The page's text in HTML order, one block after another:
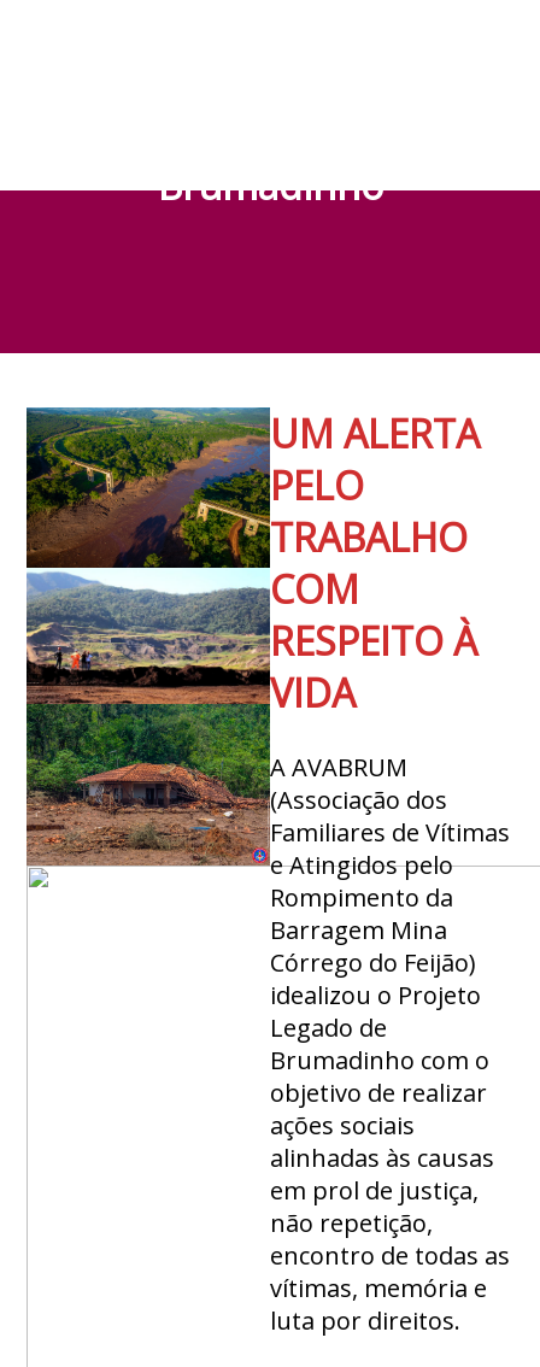
Brumadinho
UM ALERTA
PELO
TRABALHO
COM
RESPEITO À
VIDA
A AVABRUM
(Associação dos
Familiares de Vítimas
e Atingidos pelo
Rompimento da
Barragem Mina
Córrego do Feijão)
idealizou o Projeto
Legado de
Brumadinho com o
objetivo de realizar
ações sociais
alinhadas às causas
em prol de justiça,
não repetição,
encontro de todas as
vítimas, memória e
luta por direitos.